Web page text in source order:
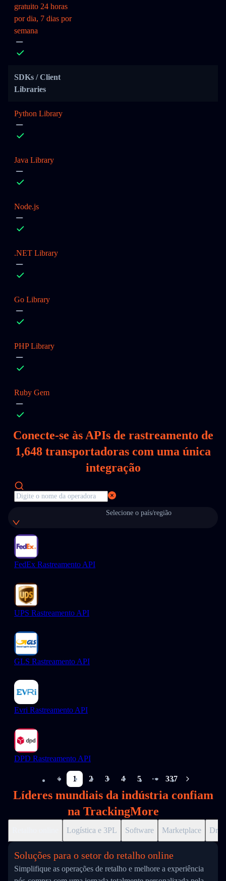
gratuito 24 horas
por dia, 7 dias por
semana
SDKs / Client
Libraries
Python Library
Java Library
Node.js
.NET Library
Go Library
PHP Library
Ruby Gem
Conecte-se às APIs de rastreamento de
1,648 transportadoras com uma única
integração
Selecione o país/região
FedEx Rastreamento API
UPS Rastreamento API
GLS Rastreamento API
Evri Rastreamento API
DPD Rastreamento API
1 2 3 4 5
More pages
337
Líderes mundiais da indústria confiam
na TrackingMore
Logística e 3PL Software Marketplace
Soluções para o setor do retalho online
Simplifique as operações de retalho e melhore a experiência